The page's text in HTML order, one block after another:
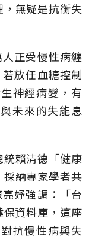
無疑是抗衡失
正受慢性病纏
放任血糖控制
神經病變，有
未來的失能息
賴清德「健康
納專家學者共
妤強調：「台
資料庫，這座
抗慢性病與失